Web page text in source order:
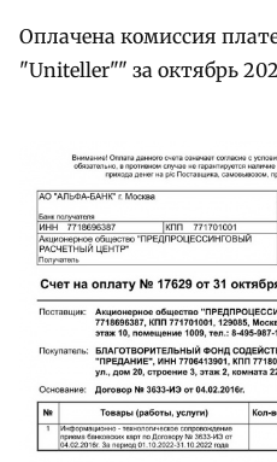
Оплачена комиссия
"Uniteller"" за октябрь